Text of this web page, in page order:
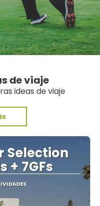
de viaje
ideas de viaje
Selection
+ 7GFs